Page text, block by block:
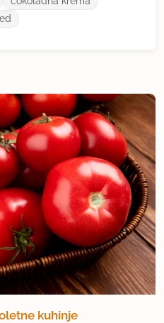
kuhinje